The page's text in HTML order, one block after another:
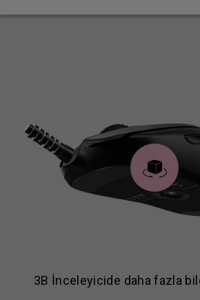
3B İnceleyicide daha fazla